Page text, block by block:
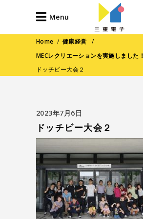
Menu
Home / 健康経営
/
MECレクリエーションを実施しました！
ドッチビー大会２
2023年7月6日
ドッチビー大会２